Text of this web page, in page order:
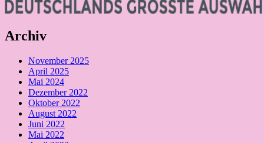
Archiv
November 2025
April 2025
Mai 2024
Dezember 2022
Oktober 2022
August 2022
Juni 2022
Mai 2022